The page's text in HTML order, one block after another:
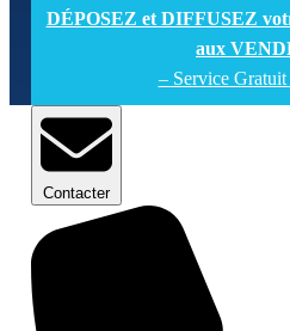
DÉPOSEZ et DIFFUSEZ
aux
– Service
Contacter